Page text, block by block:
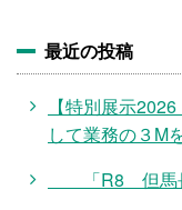
最近の投稿
【特別展示
して業務の３M
「R8 但馬長